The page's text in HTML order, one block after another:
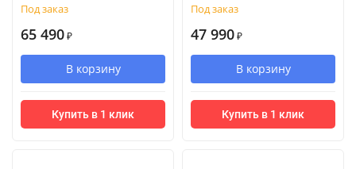
Под заказ
65 490 ₽
В корзину
Купить в 1 клик
Под заказ
47 990 ₽
В корзину
Купить в 1 клик